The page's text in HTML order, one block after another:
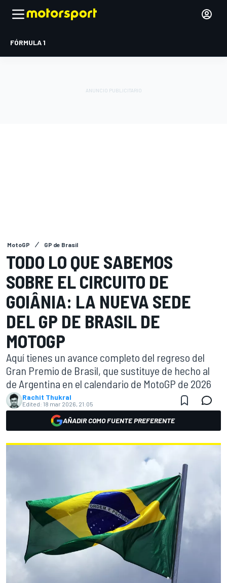
FÓRMULA 1
MotoGP GP de Brasil
TODO LO QUE SABEMOS
SOBRE EL CIRCUITO DE
GOIÂNIA: LA NUEVA SEDE
DEL GP DE BRASIL DE
MOTOGP
Aquí tienes un avance completo del regreso del
Gran Premio de Brasil, que sustituye de hecho al
de Argentina en el calendario de MotoGP de 2026
Rachit Thukral
Edited: 18 mar 2026, 21:05
AÑADIR COMO FUENTE PREFERENTE